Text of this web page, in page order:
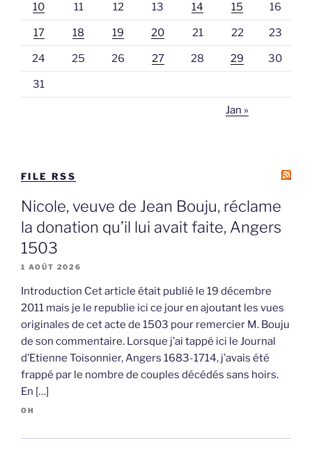
10 11 12 13 14 15 16
17 18 19 20 21 22 23
24 25 26 27 28 29 30
31
Jan »
FILE RSS
Nicole, veuve de Jean Bouju, réclame
la donation qu’il lui avait faite, Angers
1503
1 AOÛT 2026
Introduction Cet article était publié le 19 décembre
2011 mais je le republie ici ce jour en ajoutant les vues
originales de cet acte de 1503 pour remercier M. Bouju
de son commentaire. Lorsque j’ai tappé ici le Journal
d’Etienne Toisonnier, Angers 1683-1714, j’avais été
frappé par le nombre de couples décédés sans hoirs.
En […]
OH